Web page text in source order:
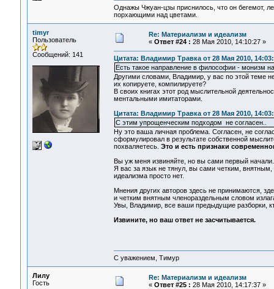
Однажы Чжуан-цзы приснилось, что он бегемот,
порхающими над цветами.
timyr
Пользователь
Сообщений: 141
Re: Материализм и идеализм
« Ответ #24 : 28 Мая 2010, 14:10:27 »
Цитата: Владимир Травка от 28 Мая 2010,
Есть такое направление в философии - монизм
Другими словами, Владимир, у вас по этой теме
их копируете, компилируете?
В своих книгах этот род мыслительной
ментальными имитаторами.
Цитата: Владимир Травка от 28 Мая 2010,
С этим упрощенческим подходом не согласен..
Ну это ваша личная проблема. Согласен, не
сформулировал в результате собственной
похваляетесь. Это и есть признаки
Вы уж меня извиняйте, но вы сами первый
Я вас за язык не тянул, вы сами четким,
идеализма просто нет.
Мнения других авторов здесь не принимаются,
и четким внятным членораздельным словом
Увы, Владимир, все ваши предыдущие разборки,
Извините, но ваш ответ не засчитывается.
С уважением, Тимур
Лилу
Гость
Re: Материализм и идеализм
« Ответ #25 : 28 Мая 2010, 14:17:37 »